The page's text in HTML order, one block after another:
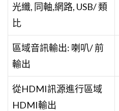
光纖, 同軸,網路, USB/ 類
比
區域音訊輸出: 喇叭/ 前
輸出
從HDMI訊源進行區域
HDMI輸出